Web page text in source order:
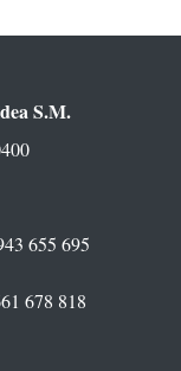
S.M.
655 695
678 818